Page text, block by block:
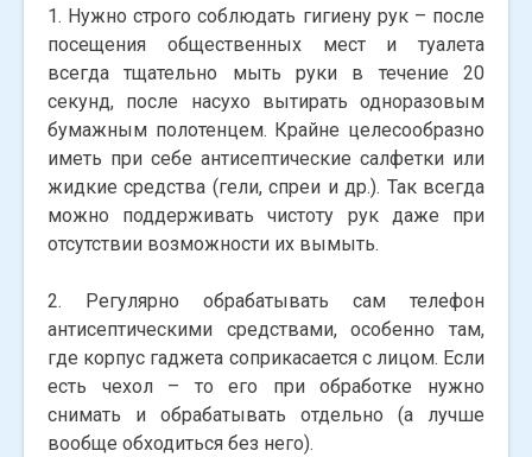
1. Нужно строго соблюдать гигиену рук – после
посещения общественных мест и туалета
всегда тщательно мыть руки в течение 20
секунд, после насухо вытирать одноразовым
бумажным полотенцем. Крайне целесообразно
иметь при себе антисептические салфетки или
жидкие средства (гели, спреи и др.). Так всегда
можно поддерживать чистоту рук даже при
отсутствии возможности их вымыть.
2. Регулярно обрабатывать сам телефон
антисептическими средствами, особенно там,
где корпус гаджета соприкасается с лицом. Если
есть чехол – то его при обработке нужно
снимать и обрабатывать отдельно (а лучше
вообще обходиться без него).